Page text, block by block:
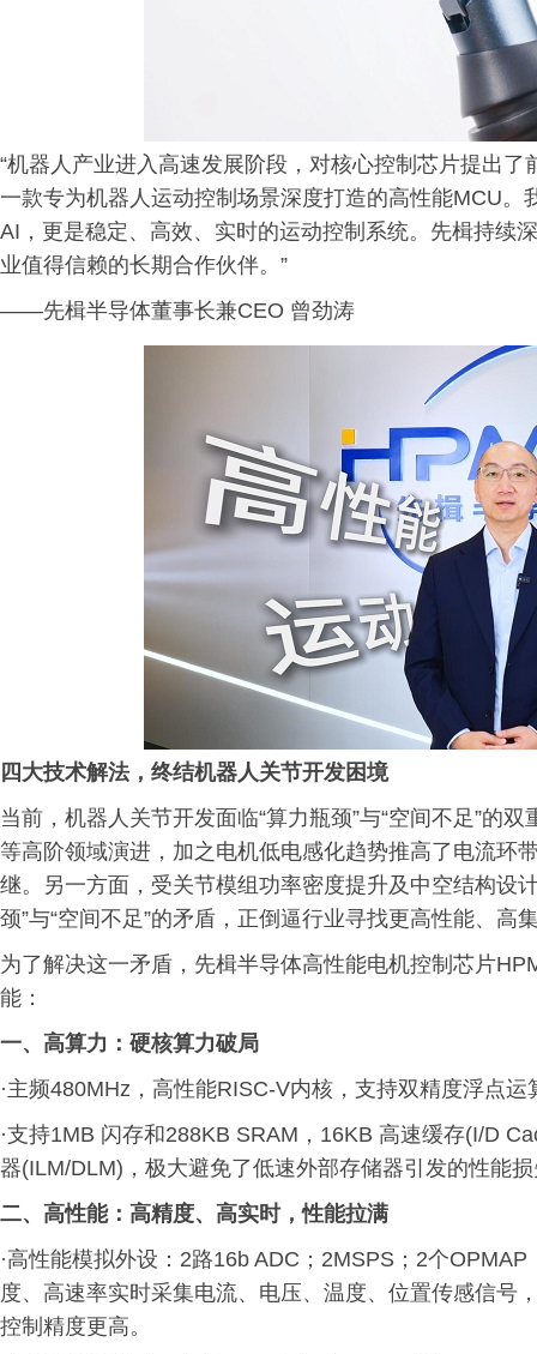
“机器人产业进入高速发展阶段，对核心控制芯片提出
一款专为机器人运动控制场景深度打造的高性能MCU
AI，更是稳定、高效、实时的运动控制系统。先楫持续
业值得信赖的长期合作伙伴。”
——先楫半导体董事长兼CEO 曾劲涛
四大技术解法，终结机器人关节开发困境
当前，机器人关节开发面临“算力瓶颈”与“空间不足”的
等高阶领域演进，加之电机低电感化趋势推高了电流环
继。另一方面，受关节模组功率密度提升及中空结构设
颈”与“空间不足”的矛盾，正倒逼行业寻找更高性能、
为了解决这一矛盾，先楫半导体高性能电机控制芯片
能：
一、高算力：硬核算力破局
·主频480MHz，高性能RISC-V内核，支持双精度浮点
·支持1MB 闪存和288KB SRAM，16KB 高速缓存(I/D
器(ILM/DLM)，极大避免了低速外部存储器引发的性能
二、高性能：高精度、高实时，性能拉满
·高性能模拟外设：2路16b ADC；2MSPS；2个
度、高速率实时采集电流、电压、温度、位置传感信号
控制精度更高。